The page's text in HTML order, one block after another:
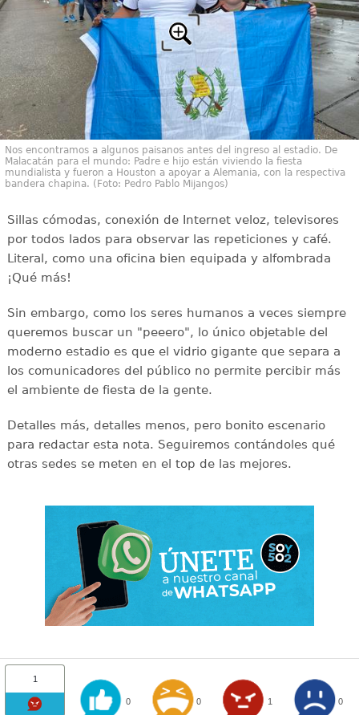
Nos encontramos a algunos paisanos antes del ingreso al estadio. De
Malacatán para el mundo: Padre e hijo están viviendo la fiesta
mundialista y fueron a Houston a apoyar a Alemania, con la respectiva
bandera chapina. (Foto: Pedro Pablo Mijangos)
Sillas cómodas, conexión de Internet veloz, televisores
por todos lados para observar las repeticiones y café.
Literal, como una oficina bien equipada y alfombrada
¡Qué más!
Sin embargo, como los seres humanos a veces siempre
queremos buscar un "peeero", lo único objetable del
moderno estadio es que el vidrio gigante que separa a
los comunicadores del público no permite percibir más
el ambiente de fiesta de la gente.
Detalles más, detalles menos, pero bonito escenario
para redactar esta nota. Seguiremos contándoles qué
otras sedes se meten en el top de las mejores.
1
0 0 1 0